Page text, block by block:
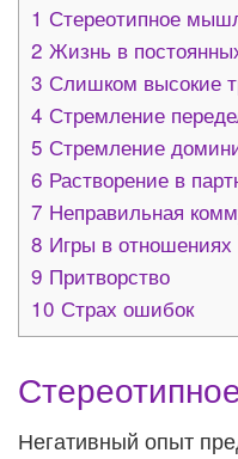
1 Стереотипное
2 Жизнь в
3 Слишком высокие
4 Стремление
5 Стремление
6 Растворение в
7 Неправильная
8 Игры в отношениях
9 Притворство
10 Страх ошибок
Негативный опыт